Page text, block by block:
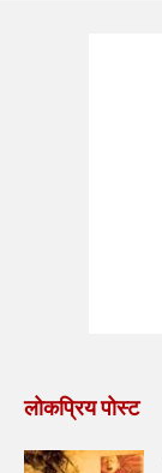
लोकप्रिय पोस्ट